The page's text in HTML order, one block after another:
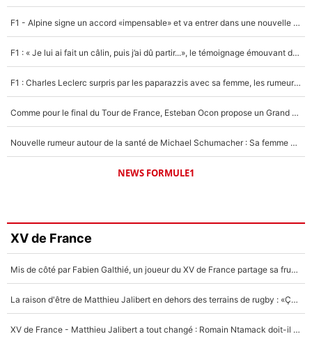
F1 - Alpine signe un accord «impensable» et va entrer dans une nouvelle dimension : Grande nouvelle pour Pierre Gasly !
F1 : « Je lui ai fait un câlin, puis j’ai dû partir...», le témoignage émouvant de Max Verstappen sur sa fille
F1 : Charles Leclerc surpris par les paparazzis avec sa femme, les rumeurs étaient vraies !
Comme pour le final du Tour de France, Esteban Ocon propose un Grand Prix de Formule 1 à Paris : «Autour de l’Arc de Triomphe, ce serait génial» !
Nouvelle rumeur autour de la santé de Michael Schumacher : Sa femme Corinna sort du silence
NEWS FORMULE1
XV de France
Mis de côté par Fabien Galthié, un joueur du XV de France partage sa frustration : «ils ne me l’ont pas dit tout de suite»
La raison d'être de Matthieu Jalibert en dehors des terrains de rugby : «Ça m'atteint autant que si tu touches à un membre de ma famille»
XV de France - Matthieu Jalibert a tout changé : Romain Ntamack doit-il s’inquiéter pour sa place à un an de la Coupe du monde ?